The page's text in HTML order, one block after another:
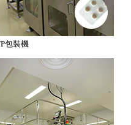
包裝機